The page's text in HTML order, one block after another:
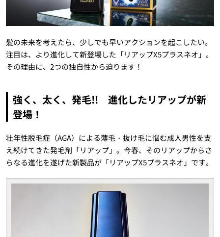
髪の未来を考えたら、少しでも早いアクションを起こしたい。
注目は、より進化して新登場した「リアップX5プラスネオ」。
その理由に、2つの独自性から迫ります！
強く、太く、発毛!! 進化したリアップが新
登場！
壮年性脱毛症（AGA）による薄毛・抜け毛に悩む成人男性を支
え続けてきた発毛剤「リアップ」。今春、そのリアップからさ
らなる進化を遂げた新製品が「リアップX5プラスネオ」です。